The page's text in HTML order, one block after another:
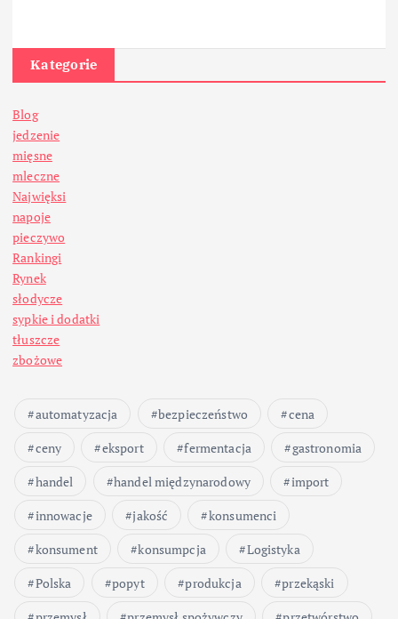
Kategorie
Blog
jedzenie
mięsne
mleczne
Najwięksi
napoje
pieczywo
Rankingi
Rynek
słodycze
sypkie i dodatki
tłuszcze
zbożowe
automatyzacja bezpieczeństwo
cena
ceny
eksport fermentacja
gastronomia
handel
handel międzynarodowy
import
innowacje
jakość
konsumenci
konsument
konsumpcja
Logistyka
Polska
popyt produkcja
przekąski